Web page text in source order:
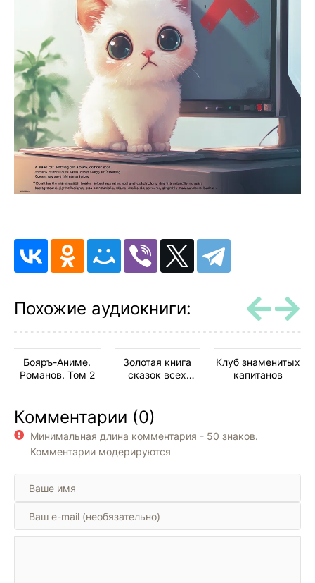
Похожие аудиокниги:
Бояръ-Аниме.
Романов. Том 2
Золотая книга
сказок всех
Клуб знаменитых
капитанов
Комментарии (0)
Минимальная длина комментария - 50 знаков.
Комментарии модерируются